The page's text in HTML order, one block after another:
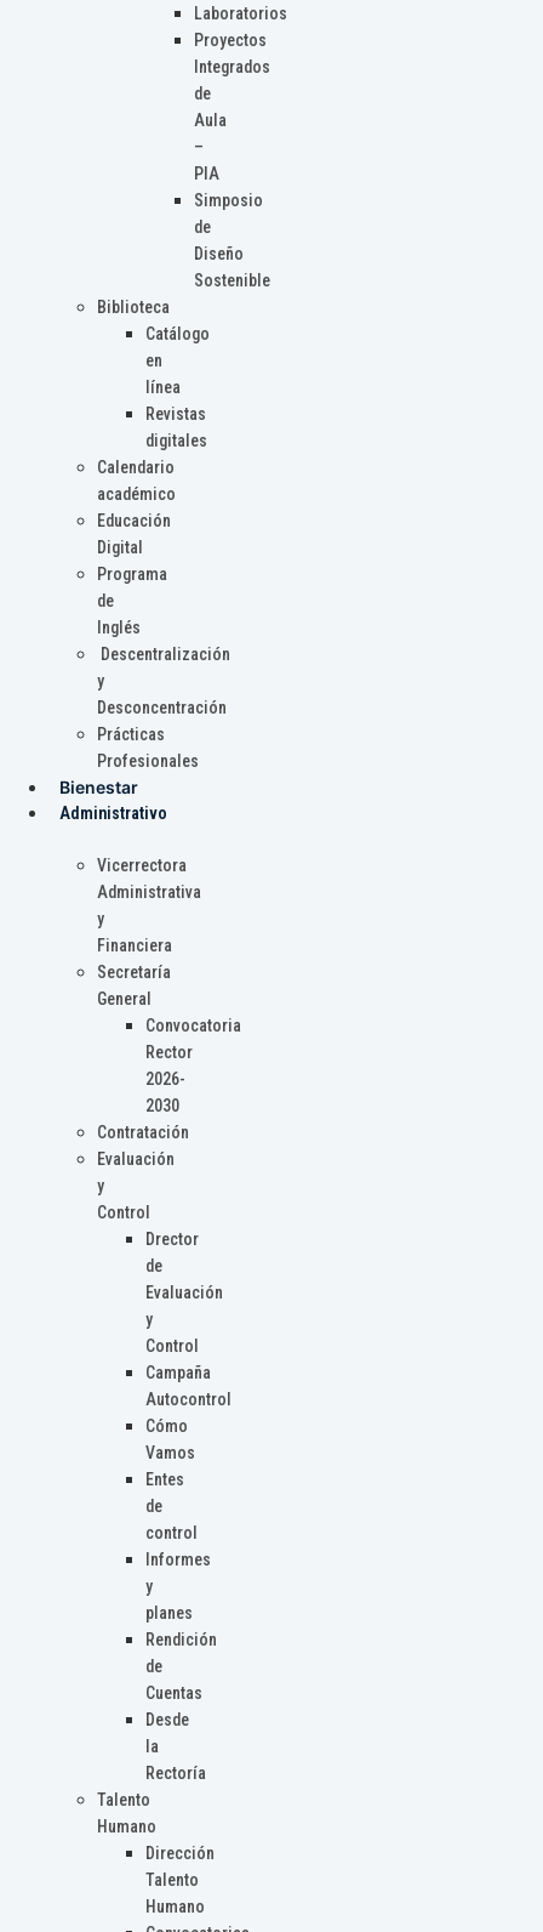
Laboratorios
Proyectos
Integrados
de
Aula
–
PIA
Simposio
de
Diseño
Sostenible
Biblioteca
Catálogo
en
línea
Revistas
digitales
Calendario
académico
Educación
Digital
Programa
de
Inglés
Descentralización
y
Desconcentración
Prácticas
Profesionales
Bienestar
Administrativo
Vicerrectora
Administrativa
y
Financiera
Secretaría
General
Convocatoria
Rector
2026-
2030
Contratación
Evaluación
y
Control
Drector
de
Evaluación
y
Control
Campaña
Autocontrol
Cómo
Vamos
Entes
de
control
Informes
y
planes
Rendición
de
Cuentas
Desde
la
Rectoría
Talento
Humano
Dirección
Talento
Humano